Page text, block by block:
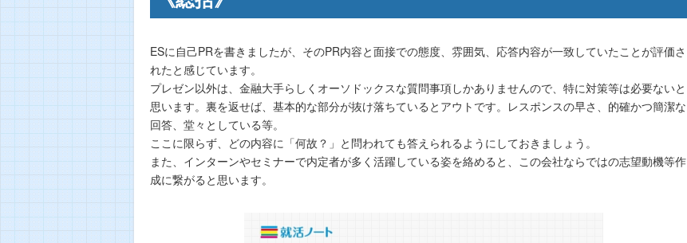
ESに自己PRを書きましたが、そのPR内容と面接での態度、雰囲気、応答内容が一致していたことが評価さ
れたと感じています。
プレゼン以外は、金融大手らしくオーソドックスな質問事項しかありませんので、特に対策等は必要ないと
思います。裏を返せば、基本的な部分が抜け落ちているとアウトです。レスポンスの早さ、的確かつ簡潔な
回答、堂々としている等。
ここに限らず、どの内容に「何故？」と問われても答えられるようにしておきましょう。
また、インターンやセミナーで内定者が多く活躍している姿を絡めると、この会社ならではの志望動機等作
成に繋がると思います。